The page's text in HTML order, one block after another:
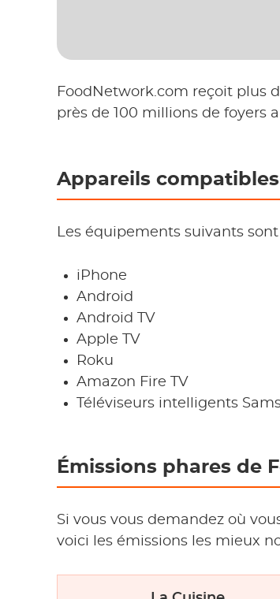
FoodNetwork.com reçoit plus
près de 100 millions de foyers
Appareils
Les équipements suivants
iPhone
Android
Android TV
Apple TV
Roku
Amazon Fire TV
Téléviseurs intelligents
Émissions phares de
Si vous vous demandez où
voici les émissions les mieux